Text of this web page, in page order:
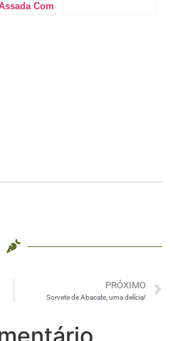
Com
PRÓXIMO
Sorvete de Abacate, uma delícia!